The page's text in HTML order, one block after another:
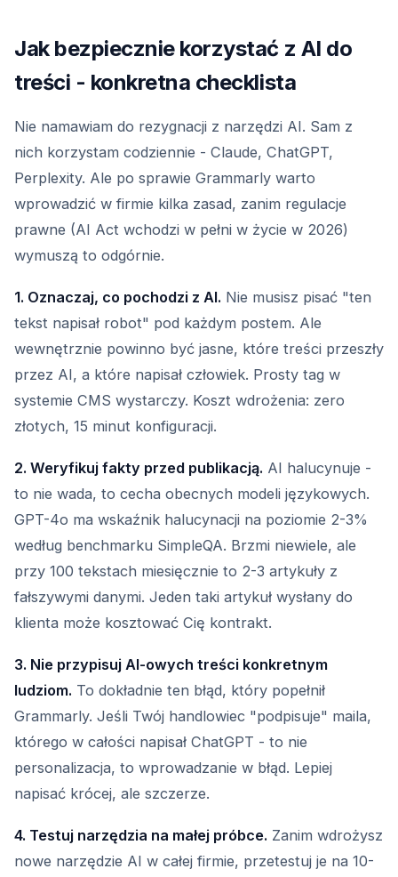
Jak bezpiecznie korzystać z AI do
treści - konkretna checklista
Nie namawiam do rezygnacji z narzędzi AI. Sam z
nich korzystam codziennie - Claude, ChatGPT,
Perplexity. Ale po sprawie Grammarly warto
wprowadzić w firmie kilka zasad, zanim regulacje
prawne (AI Act wchodzi w pełni w życie w 2026)
wymuszą to odgórnie.
1. Oznaczaj, co pochodzi z AI. Nie musisz pisać "ten
tekst napisał robot" pod każdym postem. Ale
wewnętrznie powinno być jasne, które treści przeszły
przez AI, a które napisał człowiek. Prosty tag w
systemie CMS wystarczy. Koszt wdrożenia: zero
złotych, 15 minut konfiguracji.
2. Weryfikuj fakty przed publikacją. AI halucynuje -
to nie wada, to cecha obecnych modeli językowych.
GPT-4o ma wskaźnik halucynacji na poziomie 2-3%
według benchmarku SimpleQA. Brzmi niewiele, ale
przy 100 tekstach miesięcznie to 2-3 artykuły z
fałszywymi danymi. Jeden taki artykuł wysłany do
klienta może kosztować Cię kontrakt.
3. Nie przypisuj AI-owych treści konkretnym
ludziom. To dokładnie ten błąd, który popełnił
Grammarly. Jeśli Twój handlowiec "podpisuje" maila,
którego w całości napisał ChatGPT - to nie
personalizacja, to wprowadzanie w błąd. Lepiej
napisać krócej, ale szczerze.
4. Testuj narzędzia na małej próbce. Zanim wdrożysz
nowe narzędzie AI w całej firmie, przetestuj je na 10-